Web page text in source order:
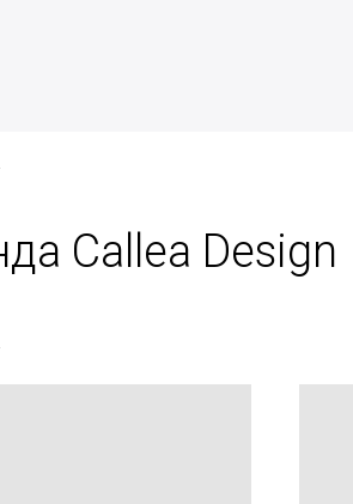
Callea Design